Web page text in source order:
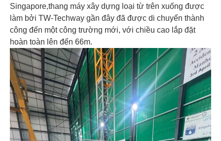
Singapore,thang máy xây dựng loại từ trên xuống được
làm bởi TW-Techway gần đây đã được di chuyển thành
công đến một công trường mới, với chiều cao lắp đặt
hoàn toàn lên đến 66m.